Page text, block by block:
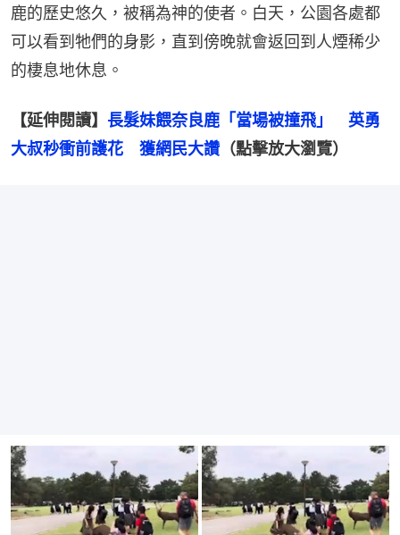
鹿的歷史悠久，被稱為神的使者。白天，公園各處都
可以看到牠們的身影，直到傍晚就會返回到人煙稀少
的棲息地休息。
【延伸閱讀】 長髮妹餵奈良鹿「當場被撞飛」　英勇
大叔秒衝前護花　獲網民大讚 （點擊放大瀏覽）